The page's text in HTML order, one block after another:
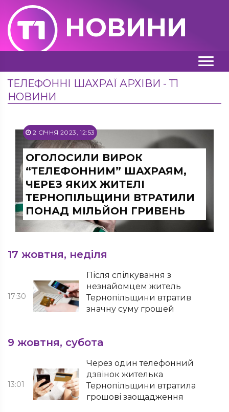
НОВИНИ
ТЕЛЕФОННІ ШАХРАЇ АРХІВИ - Т1
НОВИНИ
2 СІЧНЯ 2023, 12:53
ОГОЛОСИЛИ ВИРОК
“ТЕЛЕФОННИМ” ШАХРАЯМ,
ЧЕРЕЗ ЯКИХ ЖИТЕЛІ
ТЕРНОПІЛЬЩИНИ ВТРАТИЛИ
ПОНАД МІЛЬЙОН ГРИВЕНЬ
17 жовтня, неділя
17:30
Після спілкування з
незнайомцем житель
Тернопільщини втратив
значну суму грошей
9 жовтня, субота
13:01
Через один телефонний
дзвінок жителька
Тернопільщини втратила
грошові заощадження